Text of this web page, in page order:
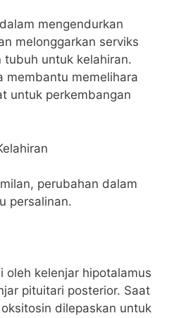
mengendurkan
melonggarkan serviks
tubuh untuk kelahiran.
membantu memelihara
untuk perkembangan
perubahan dalam
persalinan.
oleh kelenjar hipotalamus
pituitari posterior. Saat
dilepaskan untuk